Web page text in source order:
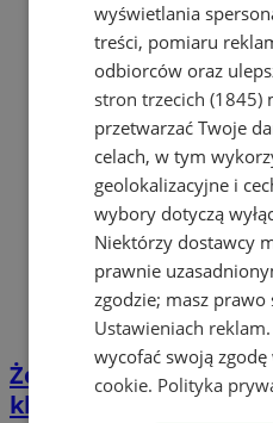
Żory konsultują Plan
klimatu - uwagi do 7
wyświetlania
treści, pomiaru
odbiorców oraz
stron trzecich (1845)
przetwarzać Twoje
celach, w tym
geolokalizacyjne i
wybory dotyczą
Niektórzy dostawcy
prawnie
zgodzie; masz
Ustawieniach reklam
wycofać swoją zgodę
cookie. Polityka